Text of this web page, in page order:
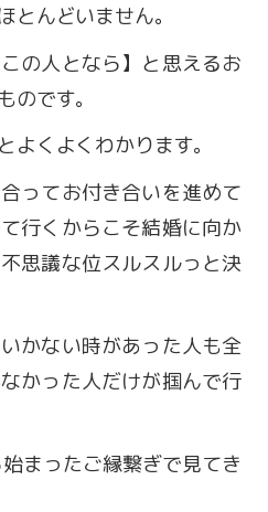
間 9:00～18:00
日 火・水曜日
お問い合わせ
とんどいません。
の人となら】と思えるお
のです。
よくよくわかります。
ってお付き合いを進めて
行くからこそ結婚に向か
思議な位スルスルっと決
かない時があった人も全
かった人だけが掴んで行
まったご縁繋ぎで見てき